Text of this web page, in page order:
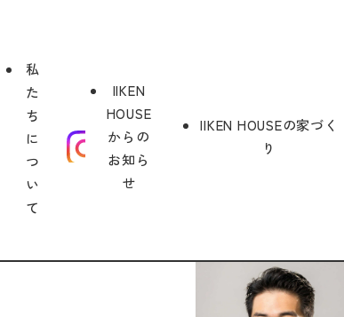
私
た
ち
に
つ
い
て
IIKEN
HOUSE
からの
お知ら
せ
IIKEN HOUSEの家づく
り